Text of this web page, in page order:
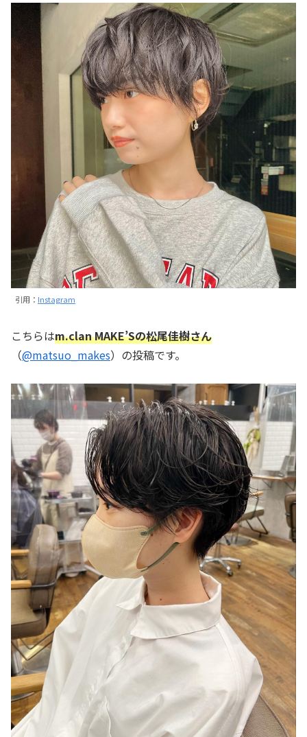
引用： Instagram
こちらはm.clan MAKE’Sの松尾佳樹さん
（@matsuo_makes）の投稿です。